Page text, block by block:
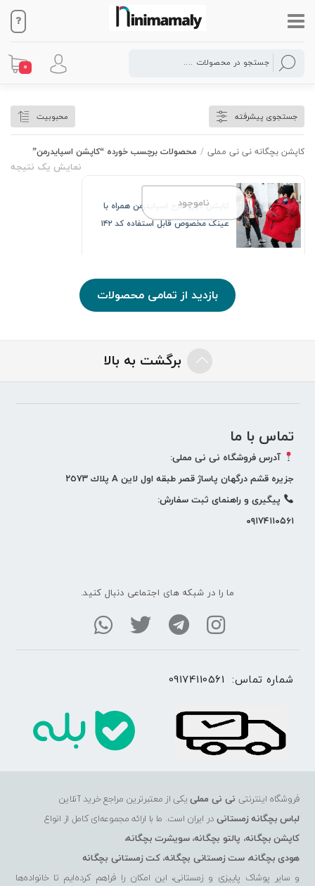
0
کاپشن اسپایدرمن
جستجوی پیشرفته محبوبیت
کاپشن بچگانه نی نی مملی / محصولات برچسب خورده “کاپشن اسپایدرمن”
نمایش یک نتیجه
ناموجود
کاپشن دورو طرح اسپایدرمن همراه با
عینک مخصوص قابل استفاده کد ۱۴۲
بازدید از تمامی محصولات
برگشت به بالا
تماس با ما
آدرس فروشگاه نی نی مملی:
جزيره قشم درگهان پاساژ قصر طبقه اول لاين A پلاك ٢٥٧٣
پيگيری و راهنمای ثبت سفارش:
۰۹۱۷۴۱۱۰۵۶۱
ما را در شبکه های اجتماعی دنبال کنید.
شماره تماس: 09174110561
فروشگاه اینترنتی نی نی مملییکی از معتبرترین مراجع خرید آنلاین
لباس بچگانه زمستانیدر ایران است. ما با ارائه مجموعه‌ای کامل از انواع
کاپشن بچگانه، پالتو بچگانه،سویشرت بچگانه،
هودی بچگانه،ست زمستانی بچگانه،کت زمستانی بچگانه
و سایر پوشاک پاییزی و زمستانی، این امکان را فراهم کرده‌ایم تا خانواده‌ها